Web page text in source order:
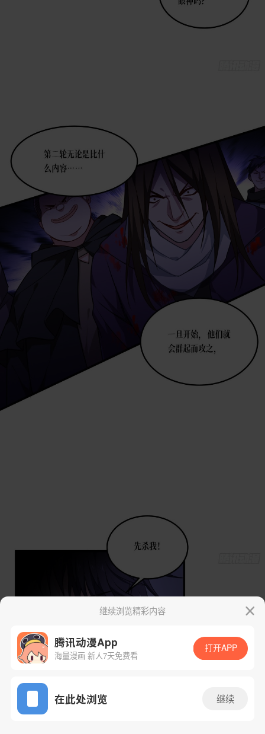
App免费看
继续浏览精彩内容
腾讯动漫App
海量漫画 新人7天免费看
打开APP
在此处浏览 继续